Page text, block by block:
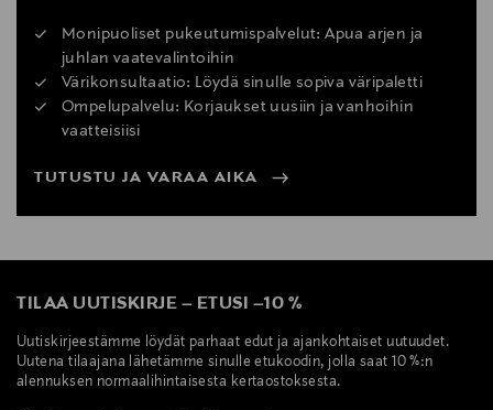
Monipuoliset pukeutumispalvelut: Apua arjen ja
juhlan vaatevalintoihin
Värikonsultaatio: Löydä sinulle sopiva väripaletti
Ompelupalvelu: Korjaukset uusiin ja vanhoihin
vaatteisiisi
TUTUSTU JA VARAA AIKA
TILAA UUTISKIRJE – ETUSI –10 %
Uutiskirjeestämme löydät parhaat edut ja ajankohtaiset uutuudet.
Uutena tilaajana lähetämme sinulle etukoodin, jolla saat 10 %:n
alennuksen normaalihintaisesta kertaostoksesta.